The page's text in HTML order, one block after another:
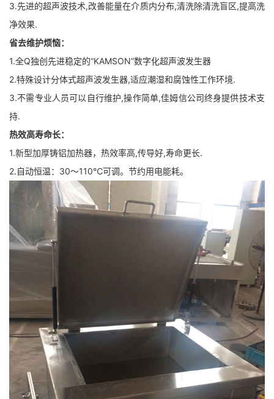
3.先进的超声波技术,改善能量在介质内分布,清洗除清洗盲区,提高洗
净效果.
省去维护烦恼：
1.全Q独创先进稳定的“KAMSON”数字化超声波发生器
2.特殊设计分体式超声波发生器,适应潮湿和腐蚀性工作环境.
3.不需专业人员可以自行维护,操作简单,佳姆信公司终身提供技术支
持.
热效高寿命长：
1.新型加厚铸铝加热器，热效率高,传导好,寿命更长.
2.自动恒温：30～110℃可调。节约用电能耗。